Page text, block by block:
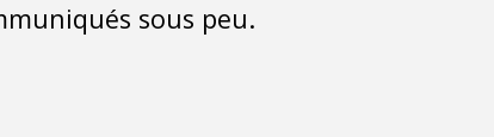
sous peu.